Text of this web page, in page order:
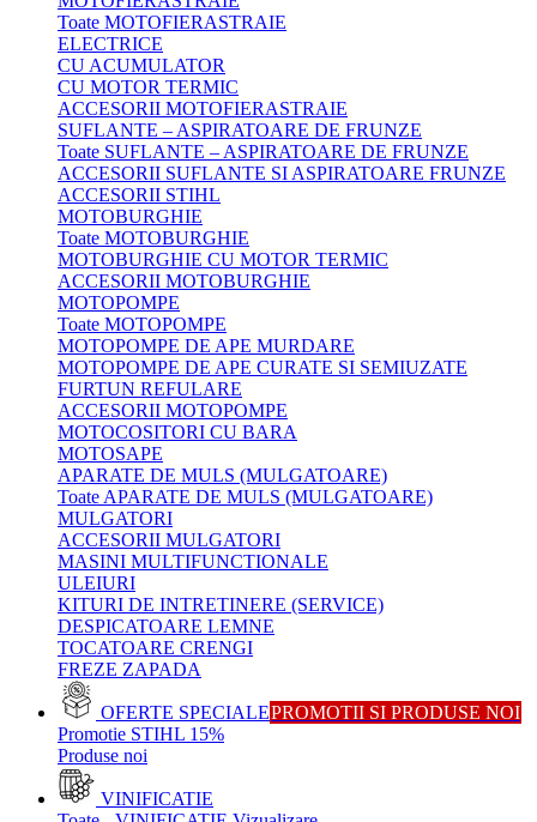
Toate MOTOFIERASTRAIE
ELECTRICE
CU ACUMULATOR
CU MOTOR TERMIC
ACCESORII MOTOFIERASTRAIE
SUFLANTE – ASPIRATOARE DE FRUNZE
Toate SUFLANTE – ASPIRATOARE DE FRUNZE
ACCESORII SUFLANTE SI ASPIRATOARE FRUNZE
ACCESORII STIHL
MOTOBURGHIE
Toate MOTOBURGHIE
MOTOBURGHIE CU MOTOR TERMIC
ACCESORII MOTOBURGHIE
MOTOPOMPE
Toate MOTOPOMPE
MOTOPOMPE DE APE MURDARE
MOTOPOMPE DE APE CURATE SI SEMIUZATE
FURTUN REFULARE
ACCESORII MOTOPOMPE
MOTOCOSITORI CU BARA
MOTOSAPE
APARATE DE MULS (MULGATOARE)
Toate APARATE DE MULS (MULGATOARE)
MULGATORI
ACCESORII MULGATORI
MASINI MULTIFUNCTIONALE
ULEIURI
KITURI DE INTRETINERE (SERVICE)
DESPICATOARE LEMNE
TOCATOARE CRENGI
FREZE ZAPADA
OFERTE SPECIALEPROMOTII SI PRODUSE NOI
Promotie STIHL 15%
Produse noi
VINIFICATIE